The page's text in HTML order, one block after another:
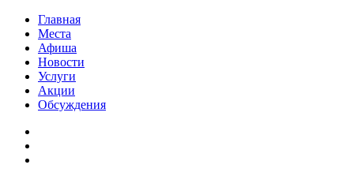
Главная
Места
Афиша
Новости
Услуги
Акции
Обсуждения